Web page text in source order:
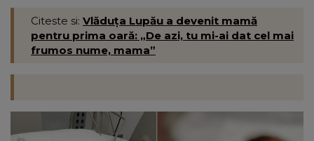
Citeste si: Vlăduța Lupău a devenit mamă
pentru prima oară: „De azi, tu mi-ai dat cel mai
frumos nume, mama”